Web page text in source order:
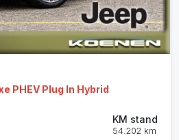
PHEV Plug In Hybrid
KM stand
54.202 km